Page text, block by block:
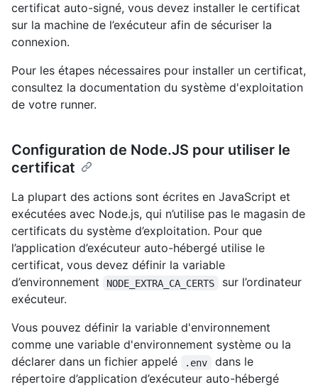
certificat auto-signé, vous devez installer le certificat
sur la machine de l’exécuteur afin de sécuriser la
connexion.
Pour les étapes nécessaires pour installer un certificat,
consultez la documentation du système d'exploitation
de votre runner.
Configuration de Node.JS pour utiliser le
certificat
La plupart des actions sont écrites en JavaScript et
exécutées avec Node.js, qui n’utilise pas le magasin de
certificats du système d’exploitation. Pour que
l’application d’exécuteur auto-hébergé utilise le
certificat, vous devez définir la variable
d’environnement
NODE_EXTRA_CA_CERTS
sur l’ordinateur
exécuteur.
Vous pouvez définir la variable d'environnement
comme une variable d'environnement système ou la
déclarer dans un fichier appelé
.env
dans le
répertoire d’application d’exécuteur auto-hébergé